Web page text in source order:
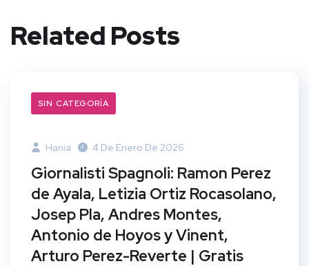
Related Posts
SIN CATEGORÍA
Hania 4 De Enero De 2026
Giornalisti Spagnoli: Ramon Perez
de Ayala, Letizia Ortiz Rocasolano,
Josep Pla, Andres Montes,
Antonio de Hoyos y Vinent,
Arturo Perez-Reverte | Gratis